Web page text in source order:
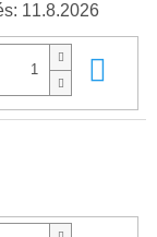
11.8.2026